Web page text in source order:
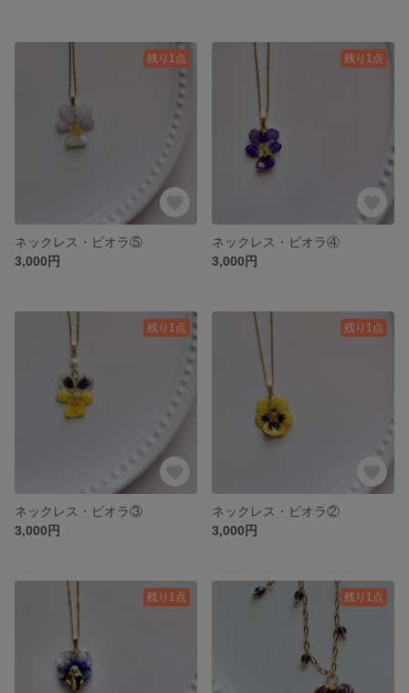
残り1点
ネックレス・ビオラ⑤
3,000円
残り1点
ネックレス・ビオラ④
3,000円
残り1点
ネックレス・ビオラ③
3,000円
残り1点
ネックレス・ビオラ②
3,000円
残り1点 残り1点